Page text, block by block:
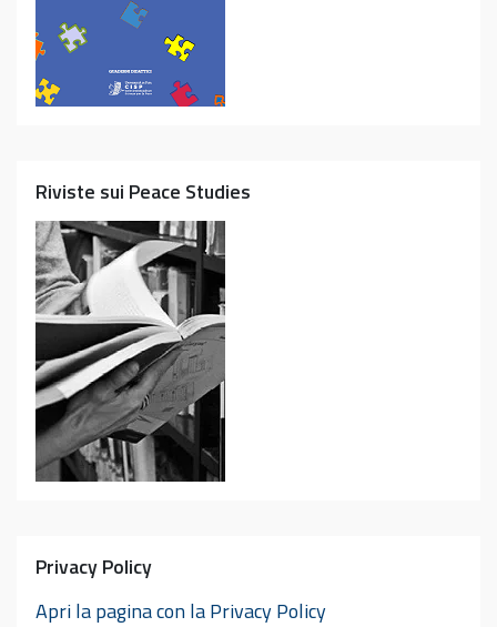
Riviste sui Peace Studies
Privacy Policy
Apri la pagina con la Privacy Policy